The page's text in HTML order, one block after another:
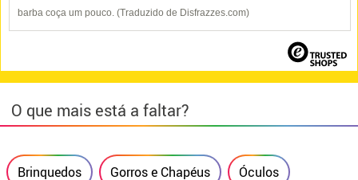
barba coça um pouco. (Traduzido de Disfrazzes.com)
O que mais está a faltar?
Brinquedos Gorros e Chapéus Óculos